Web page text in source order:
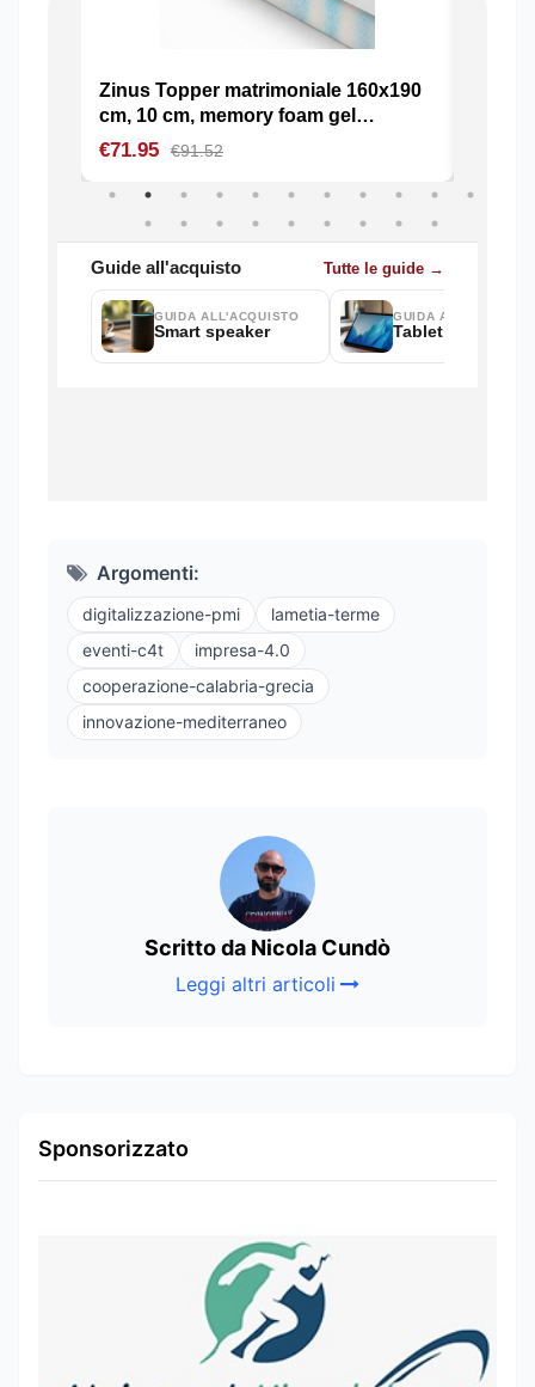
Argomenti:
digitalizzazione-pmi
lametia-terme
eventi-c4t
impresa-4.0
cooperazione-calabria-grecia
innovazione-mediterraneo
Scritto da Nicola Cundò
Leggi altri articoli
Sponsorizzato